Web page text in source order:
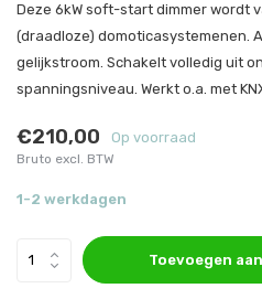
Deze 6kW soft-start dimmer wordt
(draadloze) domoticasystemenen.
gelijkstroom. Schakelt volledig uit
spanningsniveau. Werkt o.a. met
€210,00 Op voorraad
Bruto excl. BTW
1-2 werkdagen
Toevoegen